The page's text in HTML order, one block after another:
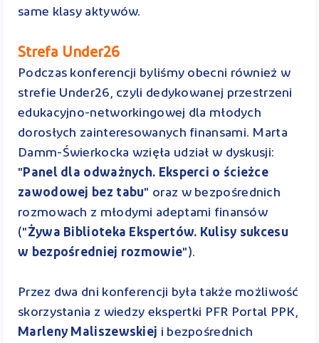
same klasy aktywów.
Strefa Under26
Podczas konferencji byliśmy obecni również w
strefie Under26, czyli dedykowanej przestrzeni
edukacyjno-networkingowej dla młodych
dorosłych zainteresowanych finansami. Marta
Damm-Świerkocka wzięła udział w dyskusji:
"Panel dla odważnych. Eksperci o ścieżce
zawodowej bez tabu" oraz w bezpośrednich
rozmowach z młodymi adeptami finansów
("Żywa Biblioteka Ekspertów. Kulisy sukcesu
w bezpośredniej rozmowie").
Przez dwa dni konferencji była także możliwość
skorzystania z wiedzy ekspertki PFR Portal PPK,
Marleny Maliszewskiej i bezpośrednich